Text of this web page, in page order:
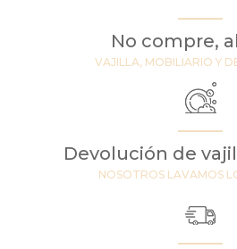
No compre,
VAJILLA, MOBILIARIO Y
Devolución de
NOSOTROS LAVAMOS